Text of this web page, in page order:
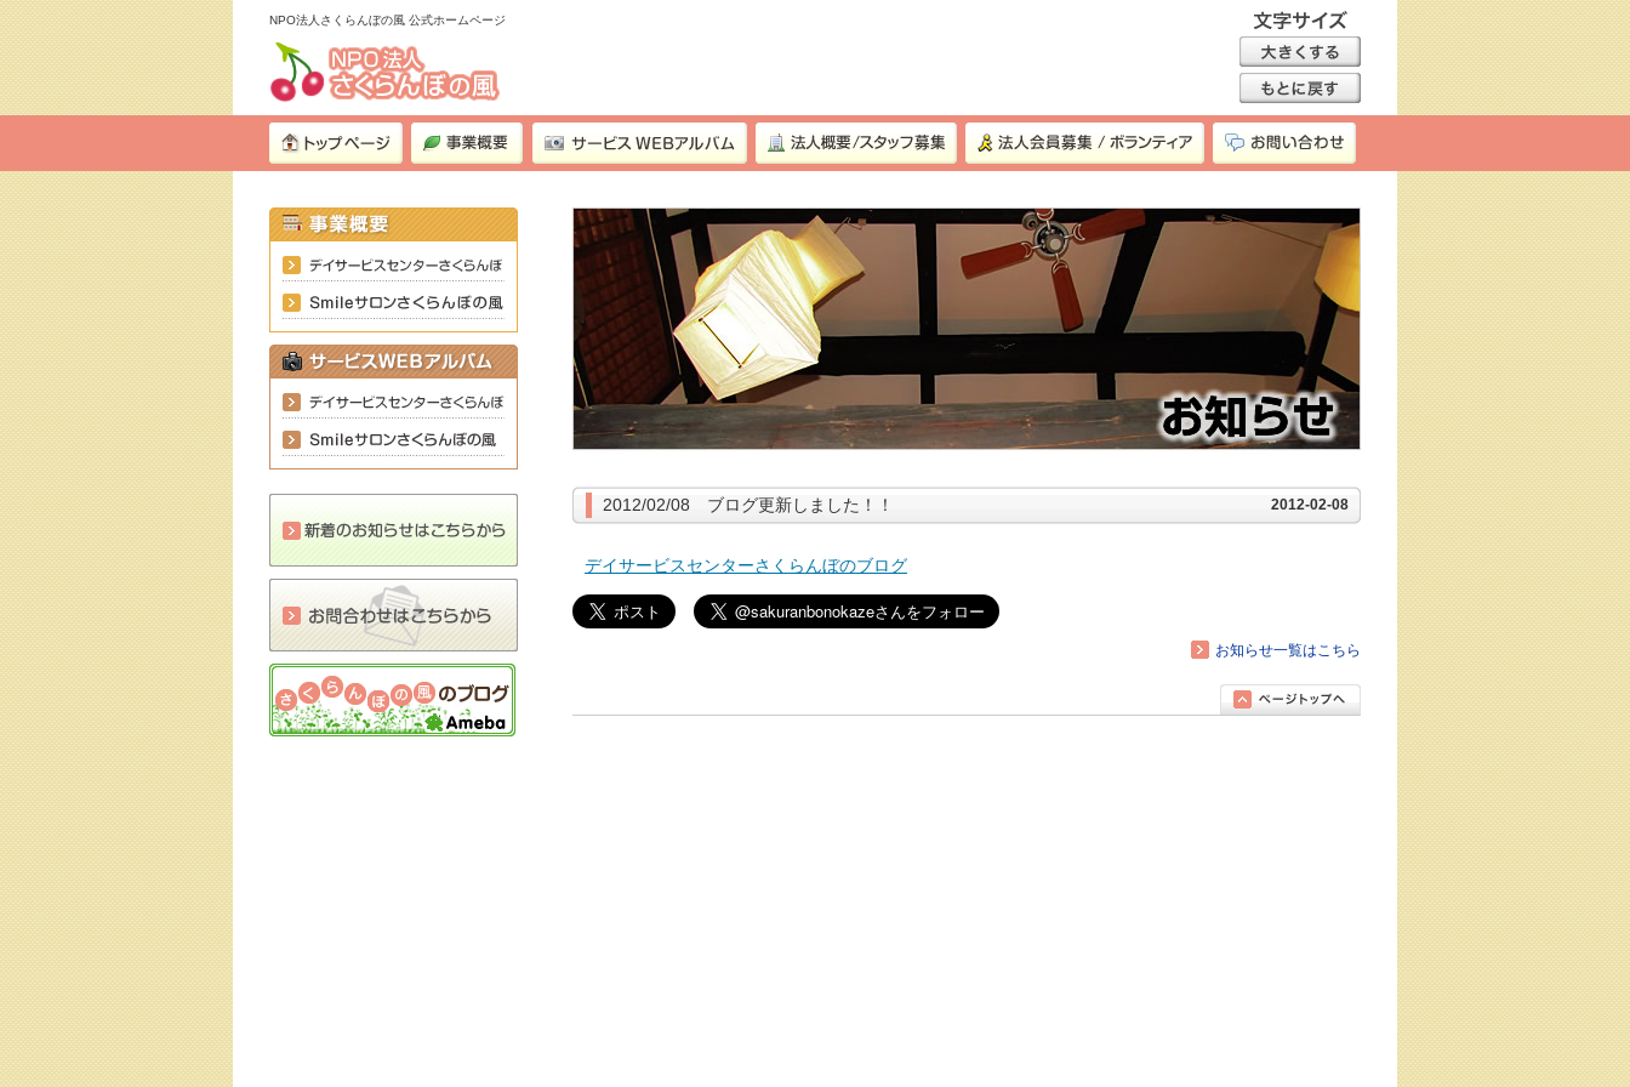
NPO法人さくらんぼの風 公式ホームページ
2012/02/08 ブログ更新しました！！ 2012-02-08
デイサービスセンターさくらんぼのブログ
お知らせ一覧はこちら